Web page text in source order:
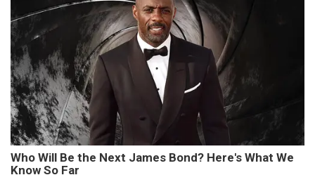
Who Will Be the Next James Bond? Here's What We
Know So Far